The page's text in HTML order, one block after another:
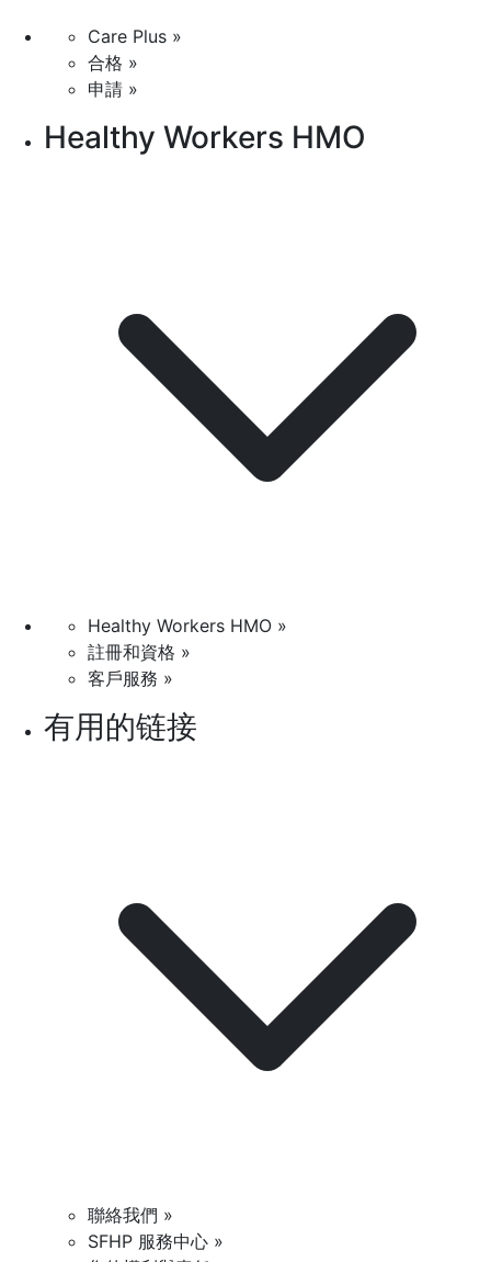
Care Plus »
合格 »
申請 »
Healthy Workers HMO
Healthy Workers HMO »
註冊和資格 »
客戶服務 »
有用的链接
聯絡我們 »
SFHP 服務中心 »